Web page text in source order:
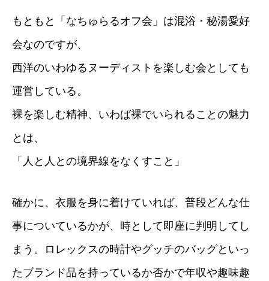
もともと「なちゅらるオフ会」は混浴・秘湯愛好
会なのですが、
西洋のいわゆるヌーディストを楽しむ会としても
運営している。
裸を楽しむ精神、いわば裸でいられることの魅力
とは、
「人と人との境界線をなくすこと」
確かに、衣服を身に着けていれば、普段どんな仕
事についているかが、時として即座に判明してし
まう。ロレックスの時計やグッチのバッグといっ
たブランド品を持っているか否かで年収や趣味趣